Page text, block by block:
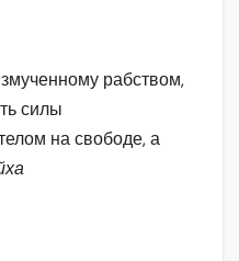
рабством,
силы
на свободе, а